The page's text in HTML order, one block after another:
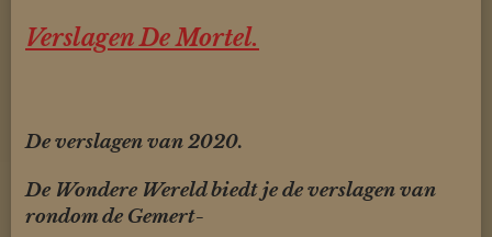
Verslagen De Mortel.
De verslagen van 2020.
De Wondere Wereld biedt je de verslagen van
rondom de Gemert-